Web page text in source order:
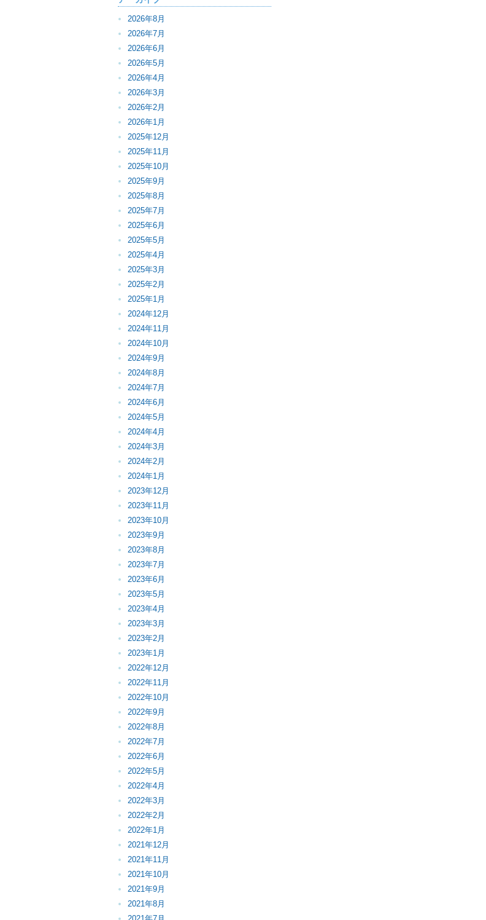
2026年8月
2026年7月
2026年6月
2026年5月
2026年4月
2026年3月
2026年2月
2026年1月
2025年12月
2025年11月
2025年10月
2025年9月
2025年8月
2025年7月
2025年6月
2025年5月
2025年4月
2025年3月
2025年2月
2025年1月
2024年12月
2024年11月
2024年10月
2024年9月
2024年8月
2024年7月
2024年6月
2024年5月
2024年4月
2024年3月
2024年2月
2024年1月
2023年12月
2023年11月
2023年10月
2023年9月
2023年8月
2023年7月
2023年6月
2023年5月
2023年4月
2023年3月
2023年2月
2023年1月
2022年12月
2022年11月
2022年10月
2022年9月
2022年8月
2022年7月
2022年6月
2022年5月
2022年4月
2022年3月
2022年2月
2022年1月
2021年12月
2021年11月
2021年10月
2021年9月
2021年8月